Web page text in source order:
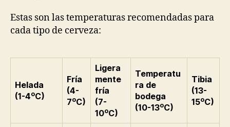
Estas son las temperaturas recomendadas para
cada tipo de cerveza:
Helada
(1-4oC)
Fría
(4-
7oC)
Ligera
mente
fría
(7-
10oC)
Temperatu
ra de
bodega
(10-13oC)
Tibia
(13-
15oC)